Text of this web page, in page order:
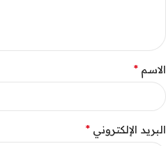
الاسم *
البريد الإلكتروني *